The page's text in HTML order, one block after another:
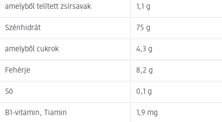
amelyből telített zsírsavak 1,1 g
Szénhidrát 75 g
amelyből cukrok 4,3 g
Fehérje 8,2 g
Só 0,1 g
B1-vitamin, Tiamin 1,9 mg